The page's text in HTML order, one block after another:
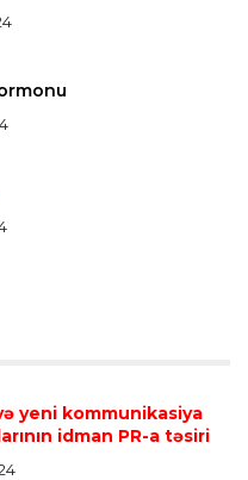
yeni kommunikasiya
idman PR-a təsiri